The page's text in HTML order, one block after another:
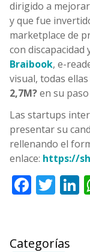
dirigido a
y que fue
marketplace de
con discapacidad
Braibook, e-
visual, todas
2,7M?en su
Las startups
presentar su
rellenando el
enlace: https://
Categorías